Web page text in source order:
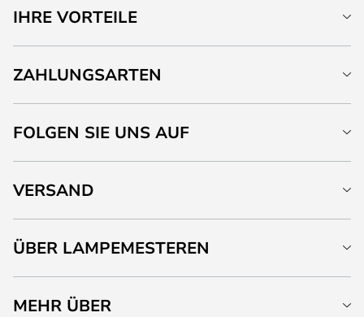
IHRE VORTEILE
ZAHLUNGSARTEN
FOLGEN SIE UNS AUF
VERSAND
ÜBER LAMPEMESTEREN
MEHR ÜBER